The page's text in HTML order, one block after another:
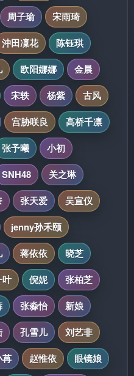
周子瑜
宋雨琦
沖田凜花
陈钰琪
欧阳娜娜
金晨
宋轶 杨紫
古风
宫胁咲良
高桥千凛
张予曦
小初
SNH48
关之琳
张天爱
吴宣仪
jenny孙禾颐
蒋依依
晓芝
叶 倪妮
张柏芝
张淼怡
新娘
孔雪儿
刘艺非
苒 赵惟依
眼镜娘